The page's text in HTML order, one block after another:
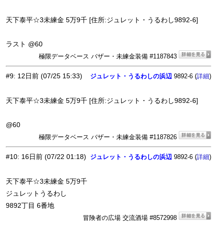
天下泰平☆3未練金 5万9千 [住所:ジュレット・うるわし9892-6]
ラスト @60
極限データベース バザー・未練金装備 #1187843
#9: 12日前 (07/25 15:33) ジュレット・うるわしの浜辺 9892-6 (詳細)
天下泰平☆3未練金 5万9千 [住所:ジュレット・うるわし9892-6]
@60
極限データベース バザー・未練金装備 #1187826
#10: 16日前 (07/22 01:18) ジュレット・うるわしの浜辺 9892-6 (詳細)
天下泰平☆3未練金 5万9千
ジュレットうるわし
9892丁目 6番地
冒険者の広場 交流酒場 #8572998